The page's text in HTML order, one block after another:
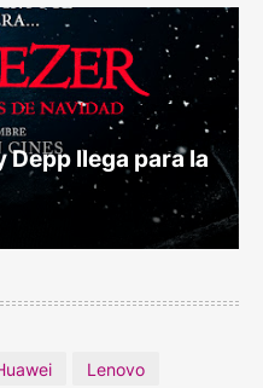
llega para la
Lenovo